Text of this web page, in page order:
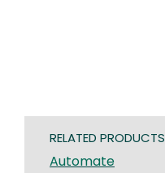
RELATED PRODUCTS
Automate